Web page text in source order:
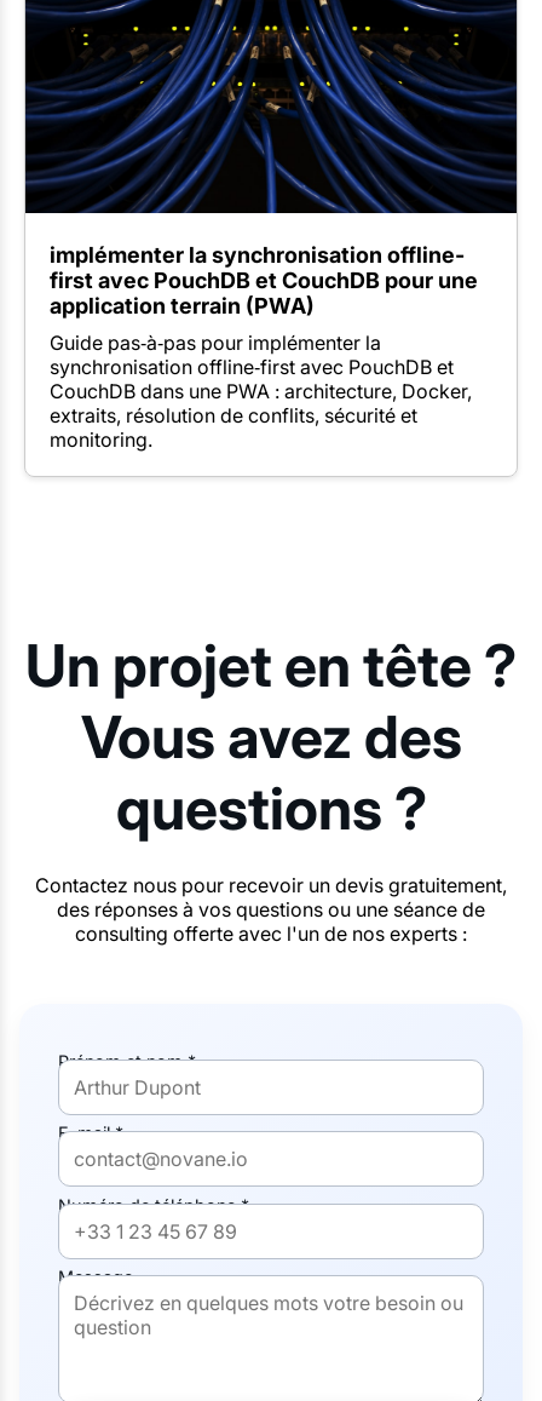
implémenter la synchronisation offline-
first avec PouchDB et CouchDB pour une
application terrain (PWA)
Guide pas‑à‑pas pour implémenter la
synchronisation offline‑first avec PouchDB et
CouchDB dans une PWA : architecture, Docker,
extraits, résolution de conflits, sécurité et
monitoring.
Un projet en tête ?
Vous avez des
questions ?
Contactez nous pour recevoir un devis gratuitement,
des réponses à vos questions ou une séance de
consulting offerte avec l'un de nos experts :
Prénom et nom *
E-mail *
Numéro de téléphone *
Message